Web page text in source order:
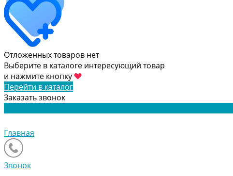
Отложенных товаров нет
Выберите в каталоге интересующий товар
и нажмите кнопку
Перейти в каталог
Заказать звонок
Главная
Звонок